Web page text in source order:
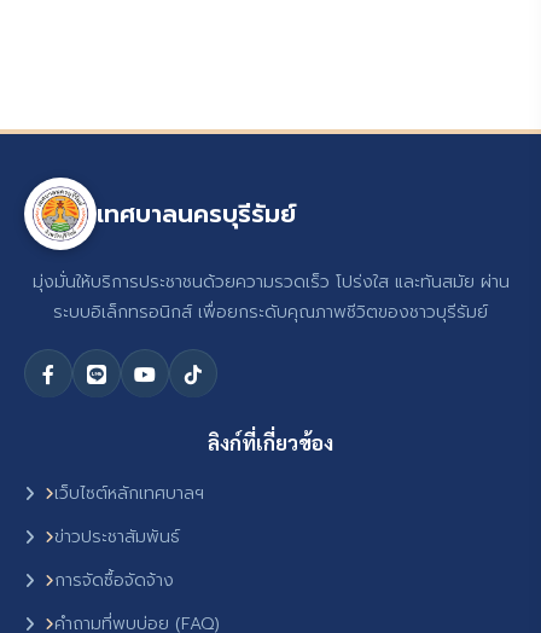
เทศบาลนครบุรีรัมย์
มุ่งมั่นให้บริการประชาชนด้วยความรวดเร็ว โปร่งใส และทันสมัย ผ่าน
ระบบอิเล็กทรอนิกส์ เพื่อยกระดับคุณภาพชีวิตของชาวบุรีรัมย์
ลิงก์ที่เกี่ยวข้อง
เว็บไซต์หลักเทศบาลฯ
ข่าวประชาสัมพันธ์
การจัดซื้อจัดจ้าง
คำถามที่พบบ่อย (FAQ)